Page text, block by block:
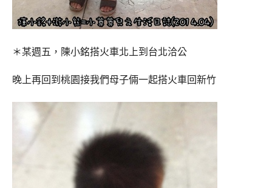
＊某週五，陳小銘搭火車北上到台北洽公
晚上再回到桃園接我們母子倆一起搭火車回新竹